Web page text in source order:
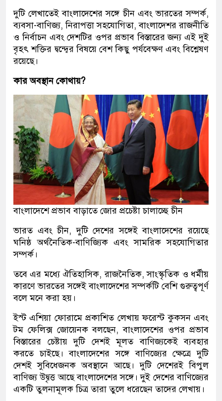
দুটি লেখাতেই বাংলাদেশের সঙ্গে চীন এবং ভারতের সম্পর্ক,
ব্যবসা-বাণিজ্য, নিরাপত্তা সহযোগিতা, বাংলাদেশর রাজনীতি
ও নির্বাচন এবং দেশটির ওপর প্রভাব বিস্তারের জন্য এই দুই
বৃহৎ শক্তির দ্বন্দ্বের বিষয়ে বেশ কিছু পর্যবেক্ষণ এবং বিশ্লেষণ
রয়েছে।
কার অবস্থান কোথায়?
বাংলাদেশে প্রভাব বাড়াতে জোর প্রচেষ্টা চালাচ্ছে চীন
ভারত এবং চীন, দুটি দেশের সঙ্গেই বাংলাদেশের রয়েছে
ঘনিষ্ঠ অর্থনৈতিক-বাণিজ্যিক এবং সামরিক সহযোগিতার
সম্পর্ক।
তবে এর মধ্যে ঐতিহাসিক, রাজনৈতিক, সাংস্কৃতিক ও ধর্মীয়
কারণে ভারতের সঙ্গেই বাংলাদেশের সম্পর্কটি বেশি গুরুত্বপূর্ণ
বলে মনে করা হয়।
ইস্ট এশিয়া ফোরামে প্রকাশিত লেখায় ফরেস্ট কুকসন এবং
টম ফেলিক্স জোয়েনক বলছেন, বাংলাদেশের ওপর প্রভাব
বিস্তারের চেষ্টায় দুটি দেশই মূলত বাণিজ্যকেই ব্যবহার
করতে চাইছে। বাংলাদেশের সঙ্গে বাণিজ্যের ক্ষেত্রে দুটি
দেশই সুবিধেজনক অবস্থানে আছে। দুটি দেশেরই বিপুল
বাণিজ্য উদ্বৃত্ত আছে বাংলাদেশের সঙ্গে। দুই দেশের বাণিজ্যের
একটি তুলনামূলক চিত্র তারা তুলে ধরেছেন তাদের লেখায়।